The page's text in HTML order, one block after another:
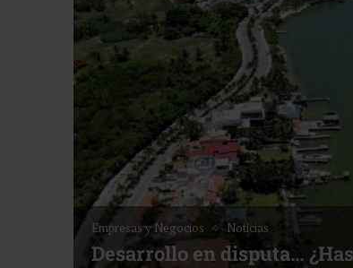
Empresas y Negocios Noticias
Desarrollo en disputa…